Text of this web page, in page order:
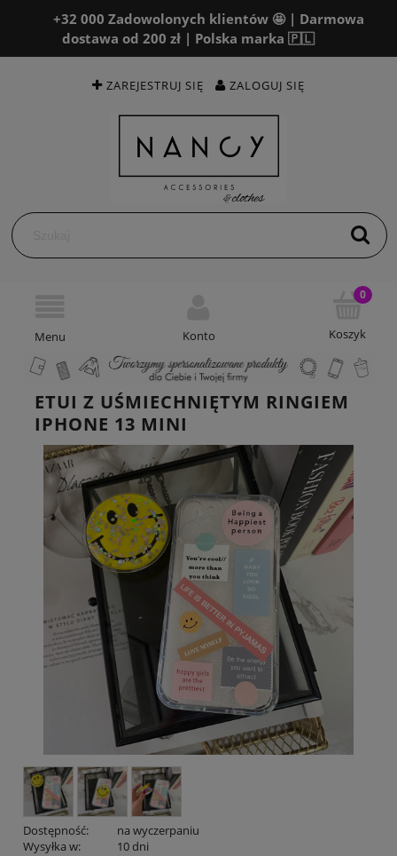
+32 000 Zadowolonych klientów 🤩 | Darmowa
dostawa od 200 zł | Polska marka 🇵🇱
ZAREJESTRUJ SIĘ ZALOGUJ SIĘ
ETUI Z UŚMIECHNIĘTYM RINGIEM
IPHONE 13 MINI
Dostępność:
na wyczerpaniu
Wysyłka w:
10 dni